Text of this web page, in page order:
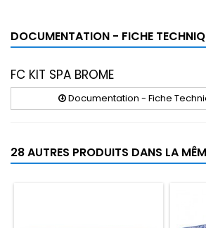
DOCUMENTATION - FICHE
FC KIT SPA BROME
Documentation - Fiche
28 AUTRES PRODUITS DANS LA